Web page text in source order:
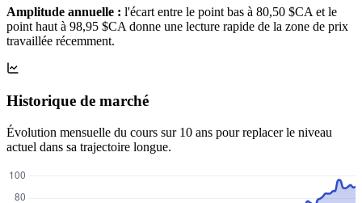
Amplitude annuelle : l'écart entre le point bas à 80,50 $CA et le
point haut à 98,95 $CA donne une lecture rapide de la zone de prix
travaillée récemment.
Historique de marché
Évolution mensuelle du cours sur 10 ans pour replacer le niveau
actuel dans sa trajectoire longue.